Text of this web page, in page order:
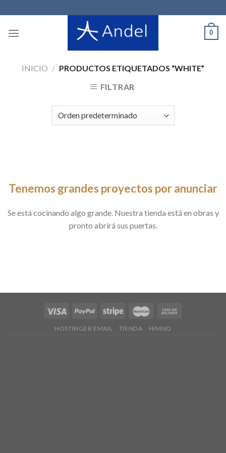
to
content
0
INICIO / PRODUCTOS ETIQUETADOS “WHITE”
FILTRAR
Tenemos grandes proyectos por anunciar
Se está cocinando algo grande. Nuestra tienda está en obras y
pronto abrirá sus puertas.
HOSTINGER EMAIL TIENDA HIMNO